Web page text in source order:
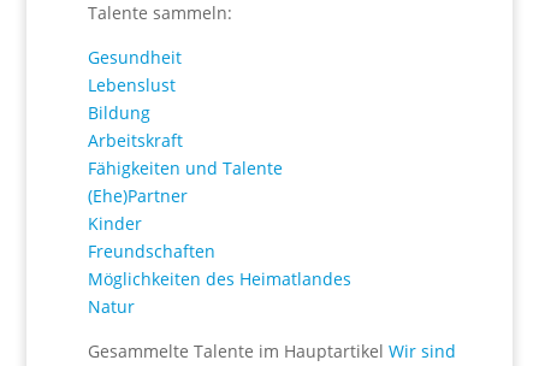
Talente sammeln:
Gesundheit
Lebenslust
Bildung
Arbeitskraft
Fähigkeiten und Talente
(Ehe)Partner
Kinder
Freundschaften
Möglichkeiten des Heimatlandes
Natur
Gesammelte Talente im Hauptartikel Wir sind